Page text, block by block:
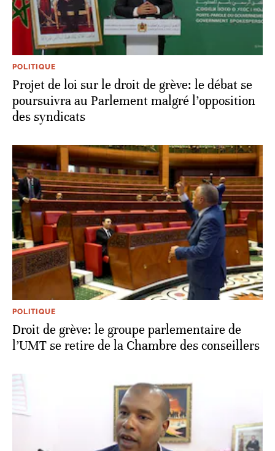
POLITIQUE
Projet de loi sur le droit de grève: le débat se
poursuivra au Parlement malgré l’opposition
des syndicats
POLITIQUE
Droit de grève: le groupe parlementaire de
l’UMT se retire de la Chambre des conseillers